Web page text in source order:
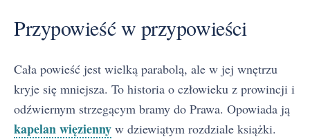
Przypowieść w przypowieści
Cała powieść jest wielką parabolą, ale w jej wnętrzu
kryje się mniejsza. To historia o człowieku z prowincji i
odźwiernym strzegącym bramy do Prawa. Opowiada ją
kapelan więzienny w dziewiątym rozdziale książki.